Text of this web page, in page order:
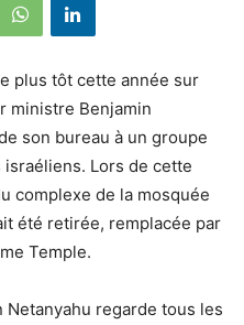
plus tôt cette année sur
ministre Benjamin
son bureau à un groupe
israéliens. Lors de cette
complexe de la mosquée
été retirée, remplacée par
Temple.
Netanyahu regarde tous les